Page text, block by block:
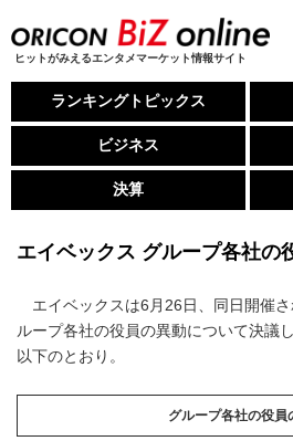
ヒットがみえるエンタメマーケット情報サイト
ランキングトピックス
ビジネス
決算
エイベックス グループ各社の
エイベックスは6月26日、同日開催
ループ各社の役員の異動について決議
以下のとおり。
グループ各社の役員